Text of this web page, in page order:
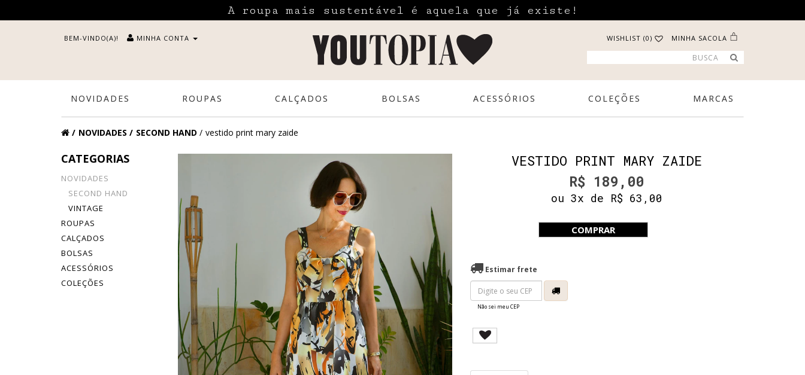
A roupa mais sustentável é aquela que já existe!
BEM-VINDO(A)! MINHA CONTA WISHLIST (0) MINHA SACOLA
NOVIDADES ROUPAS CALÇADOS BOLSAS ACESSÓRIOS COLEÇÕES MARCAS
NOVIDADES SECOND HAND vestido print mary zaide
CATEGORIAS
NOVIDADES
SECOND HAND
VINTAGE
ROUPAS
CALÇADOS
BOLSAS
ACESSÓRIOS
COLEÇÕES
VESTIDO PRINT MARY ZAIDE
R$ 189,00
ou 3x de R$ 63,00
COMPRAR
Estimar frete
Não sei meu CEP